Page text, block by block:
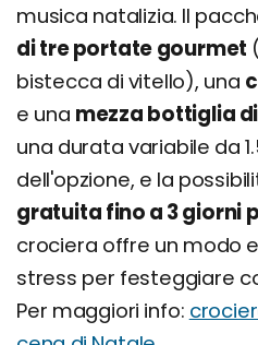
musica natalizia. Il
di tre portate gourmet
bistecca di vitello), una
e una mezza bottiglia
una durata variabile da
dell'opzione, e la
gratuita fino a 3 giorni
crociera offre un modo
stress per festeggiare
Per maggiori info: